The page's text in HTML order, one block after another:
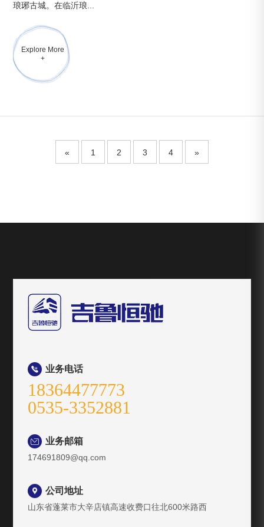
琅琊古城。在临沂琅...
Explore More
+
« 1 2 3 4 »
18364477773
0535-3352881
174691809@qq.com
山东省蓬莱市大辛店镇高速收费口往北600米路西